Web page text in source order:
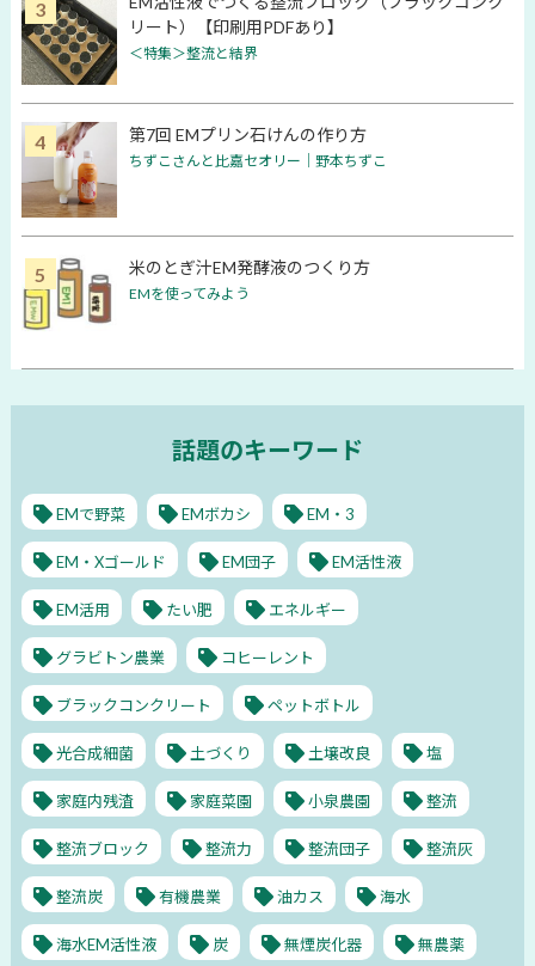
リート）【印刷用PDFあり】
＜特集＞整流と結界
第7回 EMプリン石けんの作り方
ちずこさんと比嘉セオリー│野本ちずこ
米のとぎ汁EM発酵液のつくり方
EMを使ってみよう
話題のキーワード
EMで野菜 EMボカシ EM・3
EM・Xゴールド EM団子 EM活性液
EM活用 たい肥 エネルギー
グラビトン農業 コヒーレント
ブラックコンクリート ペットボトル
光合成細菌 土づくり 土壌改良 塩
家庭内残渣 家庭菜園 小泉農園 整流
整流ブロック 整流力 整流団子 整流灰
整流炭 有機農業 油カス 海水
海水EM活性液 炭 無煙炭化器 無農薬